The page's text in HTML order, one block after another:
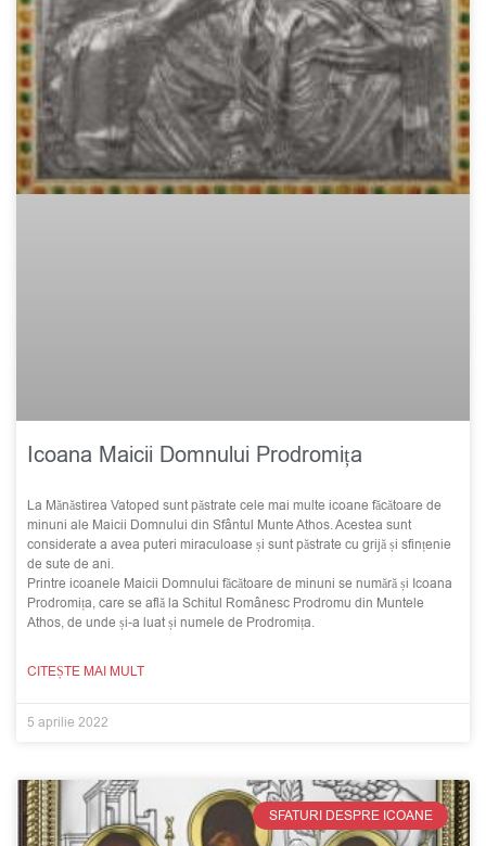
Icoana Maicii Domnului Prodromița
La Mănăstirea Vatoped sunt păstrate cele mai multe icoane făcătoare de
minuni ale Maicii Domnului din Sfântul Munte Athos. Acestea sunt
considerate a avea puteri miraculoase și sunt păstrate cu grijă și sfințenie
de sute de ani.
Printre icoanele Maicii Domnului făcătoare de minuni se numără și Icoana
Prodromița, care se află la Schitul Românesc Prodromu din Muntele
Athos, de unde și-a luat și numele de Prodromița.
CITEȘTE MAI MULT
5 aprilie 2022
SFATURI DESPRE ICOANE